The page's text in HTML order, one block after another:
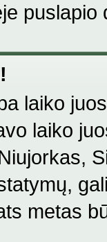
laiko
laiko
metas